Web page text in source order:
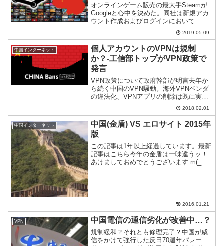
オンラインゲーム販売の最大手Steamが
Googleと心中を決めた。同社は新規アカ
ウント作成およびログインにおいて
Googleが提供するreCAPTCHAを導入、
中国ユーザが阿鼻叫喚となっている。
2019.05.09
中国インターネット
個人アカウントのVPNは規制
か？-工信部トップがVPN政策で
発言
VPN政策について政府幹部が明言去年か
ら続く中国のVPN騒動。海外VPNベンダ
の違法化、VPNアプリの削除は既に実施
された。残るは違法VPNの一掃である。
春節を控えたこのタイミングで、中国政
府幹部がVPN政策について言及をしたの
で取り上げる...
2018.02.01
中国インターネット
中国(金盾) VS エロサイト 2015年
版
この記事は1年以上経過しています。最新
記事はこちら今年の金盾は一味違うッ！
あけましておめでとうございます m(_
2016.01.21
VPN 中国電信の通信劣化が改善中…？
規制緩和？それとも修理完了？中国が威
信をかけて強行した反日70週年パレー